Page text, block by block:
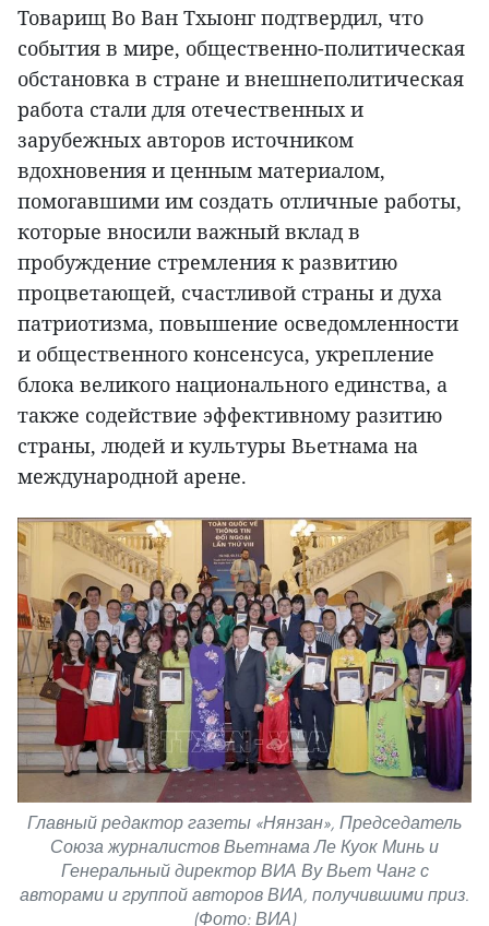
Товарищ Во Ван Тхыонг подтвердил, что
события в мире, общественно-политическая
обстановка в стране и внешнеполитическая
работа стали для отечественных и
зарубежных авторов источником
вдохновения и ценным материалом,
помогавшими им создать отличные работы,
которые вносили важный вклад в
пробуждение стремления к развитию
процветающей, счастливой страны и духа
патриотизма, повышение осведомленности
и общественного консенсуса, укрепление
блока великого национального единства, а
также содействие эффективному разитию
страны, людей и культуры Вьетнама на
международной арене.
Главный редактор газеты «Нянзан», Председатель
Союза журналистов Вьетнама Ле Куок Минь и
Генеральный директор ВИА Ву Вьет Чанг с
авторами и группой авторов ВИА, получившими приз.
(Фото: ВИА)